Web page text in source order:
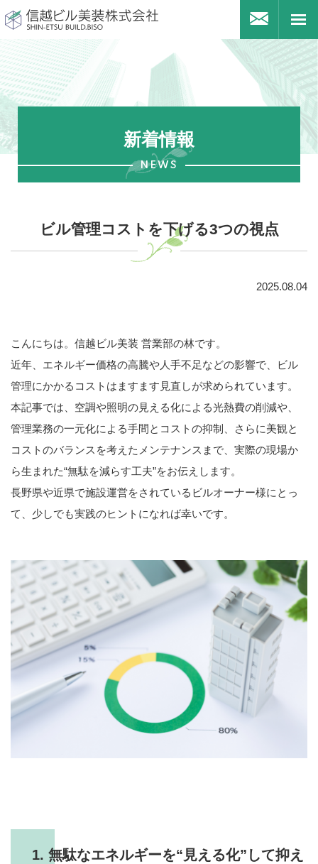
信越ビル美装株式会社 お問合せ
新着情報
NEWS
ビル管理コストを下げる3つの視点
2025.08.04
こんにちは。信越ビル美装 営業部の林です。
近年、エネルギー価格の高騰や人手不足などの影響で、ビル
管理にかかるコストはますます見直しが求められています。
本記事では、空調や照明の見える化による光熱費の削減や、
管理業務の一元化による手間とコストの抑制、さらに美観と
コストのバランスを考えたメンテナンスまで、実際の現場か
ら生まれた“無駄を減らす工夫”をお伝えします。
長野県や近県で施設運営をされているビルオーナー様にとっ
て、少しでも実践のヒントになれば幸いです。
1. 無駄なエネルギーを“見える化”して抑え